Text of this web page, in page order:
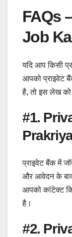
FAQs
Job
यदि आप किसी
आपको प्राइवेट
है, तो इस लेख को
#1.
प्राइवेट बैंक में
और आवेदन के बाद
आपको कांटेक्ट
है।
#2.